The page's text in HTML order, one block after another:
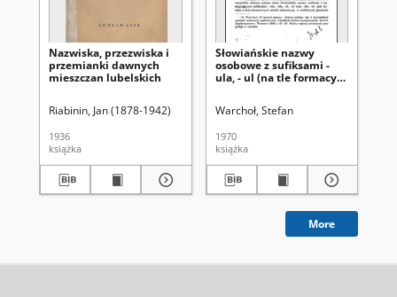
Nazwiska, przezwiska i
przemianki dawnych
mieszczan lubelskich
Riabinin, Jan (1878-1942)
1936
książka
Słowiańskie nazwy
osobowe z sufiksami -
ula, - ul (na tle formacyj
Warchoł, Stefan
1970
książka
More